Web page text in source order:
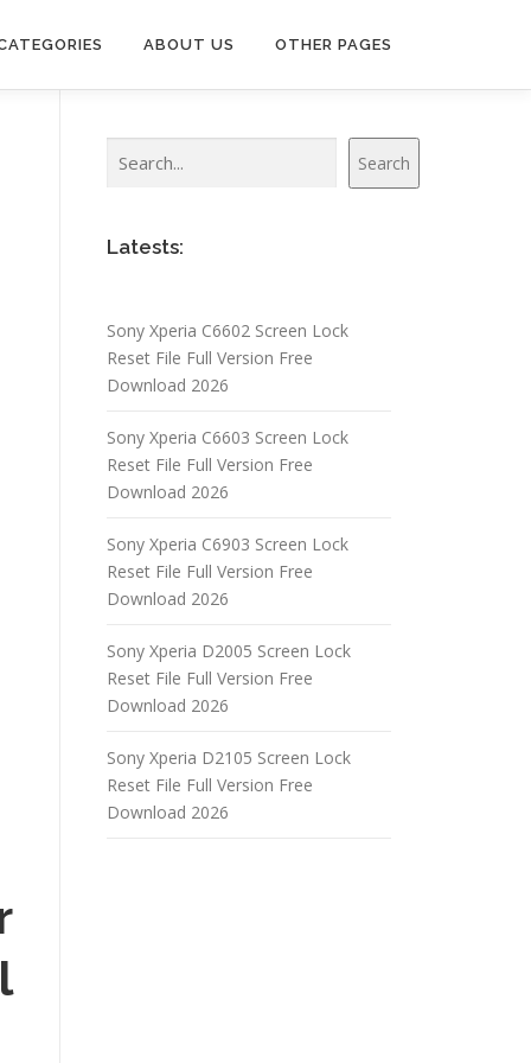
ABOUT US OTHER PAGES
Search
Latests:
Sony Xperia C6602 Screen Lock
Reset File Full Version Free
Download 2026
Sony Xperia C6603 Screen Lock
Reset File Full Version Free
Download 2026
Sony Xperia C6903 Screen Lock
Reset File Full Version Free
Download 2026
Sony Xperia D2005 Screen Lock
Reset File Full Version Free
Download 2026
Sony Xperia D2105 Screen Lock
Reset File Full Version Free
Download 2026